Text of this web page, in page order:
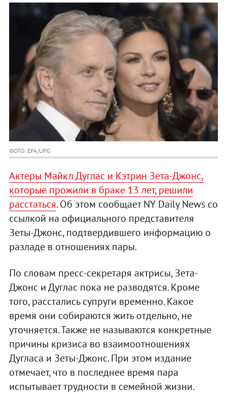
ФОТО: EPA/UPG
Актеры Майкл Дуглас и Кэтрин Зета-Джонс,
которые прожили в браке 13 лет, решили
расстаться. Об этом сообщает NY Daily News со
ссылкой на официального представителя
Зеты-Джонс, подтвердившего информацию о
разладе в отношениях пары.
По словам пресс-секретаря актрисы, Зета-
Джонс и Дуглас пока не разводятся. Кроме
того, расстались супруги временно. Какое
время они собираются жить отдельно, не
уточняется. Также не называются конкретные
причины кризиса во взаимоотношениях
Дугласа и Зеты-Джонс. При этом издание
отмечает, что в последнее время пара
испытывает трудности в семейной жизни.